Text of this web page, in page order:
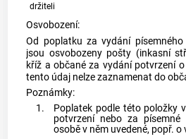
držiteli
Osvobození:
Od poplatku za vydání
jsou osvobozeny pošty (inkasní
kříž a občané za vydání potvrzení
tento údaj nelze zaznamenat do
Poznámky:
1.
Poplatek podle této položky
potvrzení nebo za
osobě v něm uvedené, popř. o